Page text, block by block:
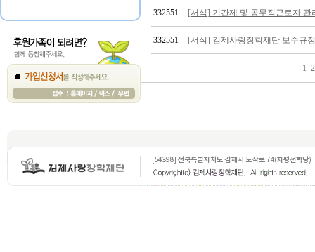
332551 [서식] 기간제 및 공무직근로자 관
332551 [서식] 김제사랑장학재단 보수규정
1 2